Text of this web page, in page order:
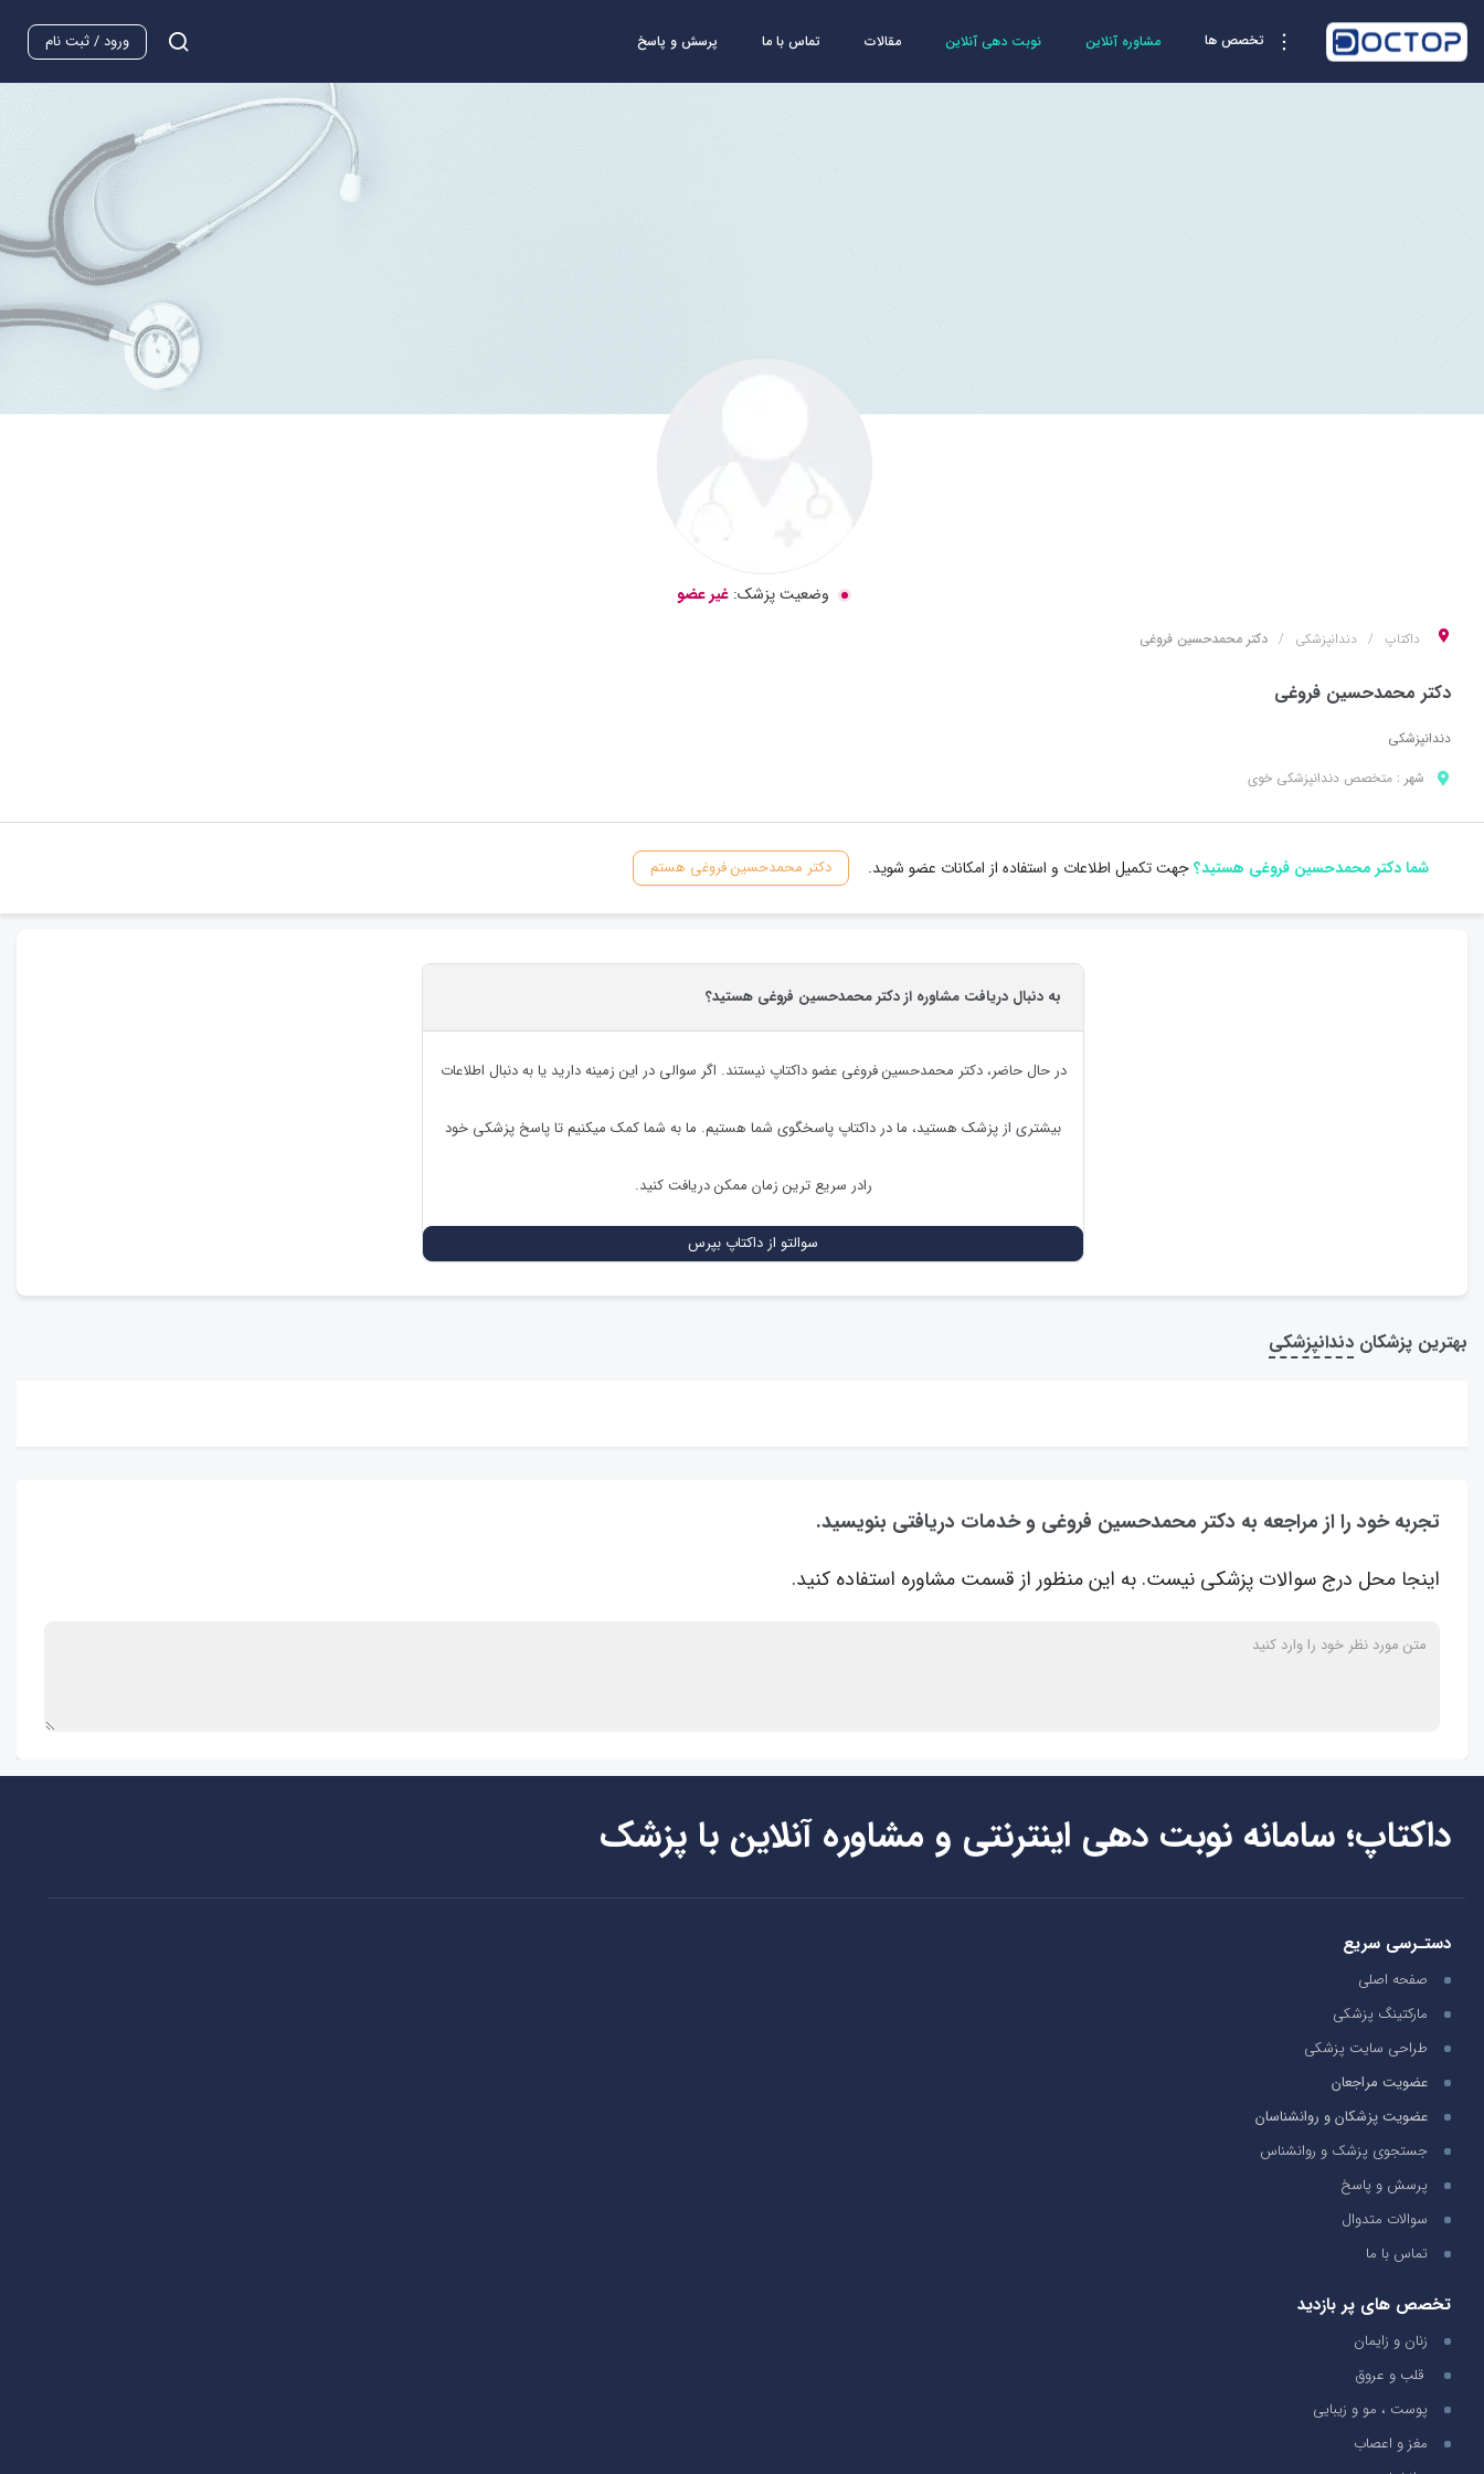
تخصص ها مشاوره آنلاین نوبت دهی آنلاین مقالات تماس با ما پرسش و پاسخ ورود / ثبت نام
وضعیت پزشک: غیر عضو
داکتاپ دندانپزشکی دکتر محمدحسین فروغی
دکتر محمدحسین فروغی
دندانپزشکی
شهر : متخصص دندانپزشکی خوی
شما دکتر محمدحسین فروغی هستید؟جهت تکمیل اطلاعات و استفاده از امکانات عضو شوید. دکتر محمدحسین فروغی هستم
به دنبال دریافت مشاوره از دکتر محمدحسین فروغی هستید؟
در حال حاضر،دکتر محمدحسین فروغی عضو داکتاپ نیستند. اگر سوالی در این زمینه دارید یا به دنبال اطلاعات
بیشتری از پزشک هستید، ما در داکتاپ پاسخگوی شما هستیم. ما به شما کمک میکنیم تا پاسخ پزشکی خود
رادر سریع ترین زمان ممکن دریافت کنید.
سوالتو از داکتاپ بپرس
بهترین پزشکان دندانپزشکی
تجربه خود را از مراجعه به دکتر محمدحسین فروغی و خدمات دریافتی بنویسید.
اینجا محل درج سوالات پزشکی نیست. به این منظور از قسمت مشاوره استفاده کنید.
داکتاپ؛ سامانه نوبت دهی اینترنتی و مشاوره آنلاین با پزشک
دستـرسی سریع
صفحه اصلی
مارکتینگ پزشکی
طراحی سایت پزشکی
عضویت مراجعان
عضویت پزشکان و روانشناسان
جستجوی پزشک و روانشناس
پرسش و پاسخ
سوالات متدوال
تماس با ما
تخصص های پر بازدید
زنان و زایمان
قلب و عروق
پوست ، مو و زیبایی
مغز و اعصاب